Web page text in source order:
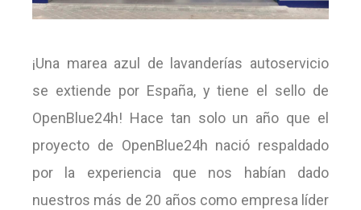
¡Una marea azul de lavanderías autoservicio
se extiende por España, y tiene el sello de
OpenBlue24h! Hace tan solo un año que el
proyecto de OpenBlue24h nació respaldado
por la experiencia que nos habían dado
nuestros más de 20 años como empresa líder